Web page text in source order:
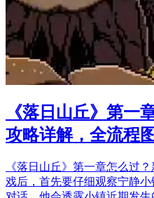
《落日山丘》第一
攻略详解，全流程
《落日山丘》第一章怎么过
戏后，首先要仔细观察宁静